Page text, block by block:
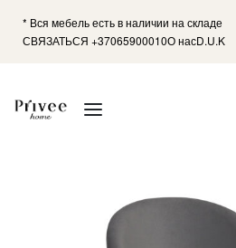
* Вся мебель есть в наличии на складе
СВЯЗАТЬСЯ +37065900010О насD.U.K